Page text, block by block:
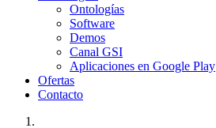
Ontologías
Software
Demos
Canal GSI
Aplicaciones en Google Play
Ofertas
Contacto